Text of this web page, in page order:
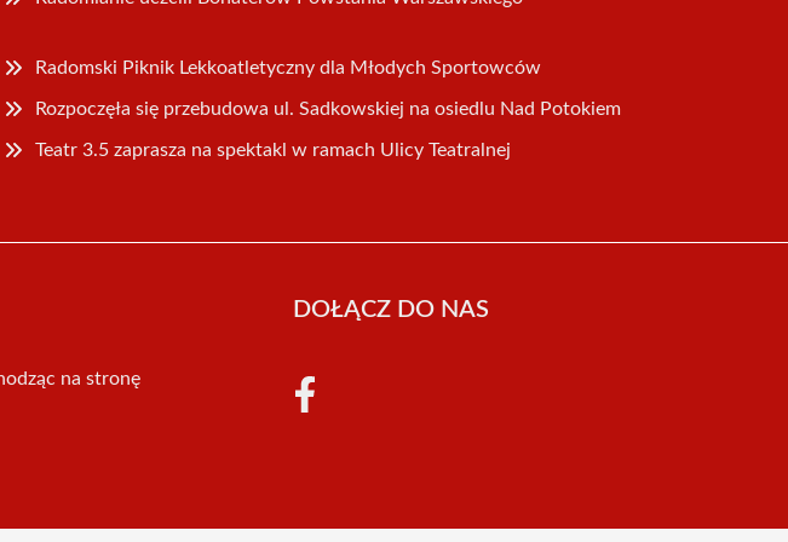
Radomski Piknik Lekkoatletyczny dla Młodych Sportowców
Rozpoczęła się przebudowa ul. Sadkowskiej na osiedlu Nad Potokiem
Teatr 3.5 zaprasza na spektakl w ramach Ulicy Teatralnej
na stronę
DOŁĄCZ DO NAS